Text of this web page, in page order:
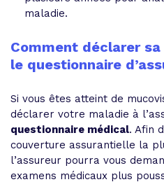
maladie.
Comment déclarer
le questionnaire
Si vous êtes atteint de
déclarer votre maladie à
questionnaire médical. Afin
couverture assurantielle la
l’assureur pourra vous
examens médicaux plus